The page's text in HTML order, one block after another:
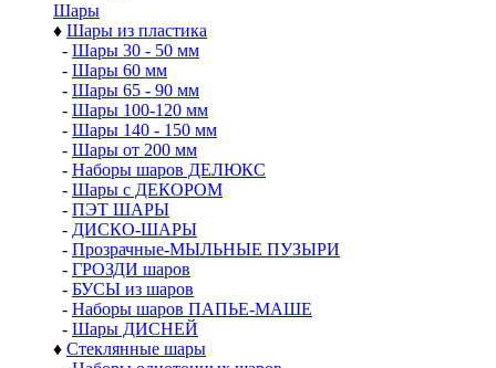
Шары
♦ Шары из пластика
- Шары 30 - 50 мм
- Шары 60 мм
- Шары 65 - 90 мм
- Шары 100-120 мм
- Шары 140 - 150 мм
- Шары от 200 мм
- Наборы шаров ДЕЛЮКС
- Шары с ДЕКОРОМ
- ПЭТ ШАРЫ
- ДИСКО-ШАРЫ
- Прозрачные-МЫЛЬНЫЕ ПУЗЫРИ
- ГРОЗДИ шаров
- БУСЫ из шаров
- Наборы шаров ПАПЬЕ-МАШЕ
- Шары ДИСНЕЙ
♦ Стеклянные шары